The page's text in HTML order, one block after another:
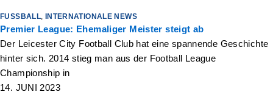
FUSSBALL INTERNATIONALE NEWS
Premier League: Ehemaliger Meister steigt ab
Der Leicester City Football Club hat eine spannende Geschichte
hinter sich. 2014 stieg man aus der Football League
Championship in
14. JUNI 2023